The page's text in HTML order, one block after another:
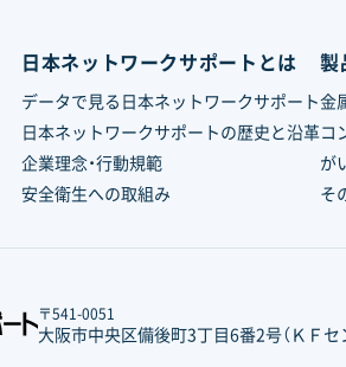
日本ネットワークサポートとは
データで見る日本ネットワークサポート
日本ネットワークサポートの歴史と沿革
企業理念・行動規範
安全衛生への取組み
製
金
コ
が
そ
〒541-0051
大阪市中央区備後町3丁目6番2号（ＫＦ